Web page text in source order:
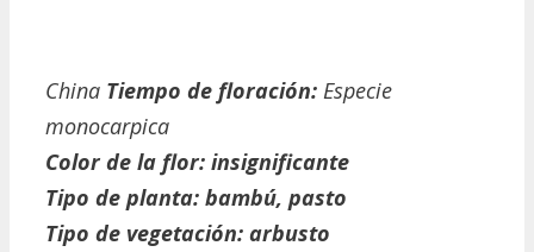
China Tiempo de floración: Especie
monocarpica
Color de la flor: insignificante
Tipo de planta: bambú, pasto
Tipo de vegetación: arbusto